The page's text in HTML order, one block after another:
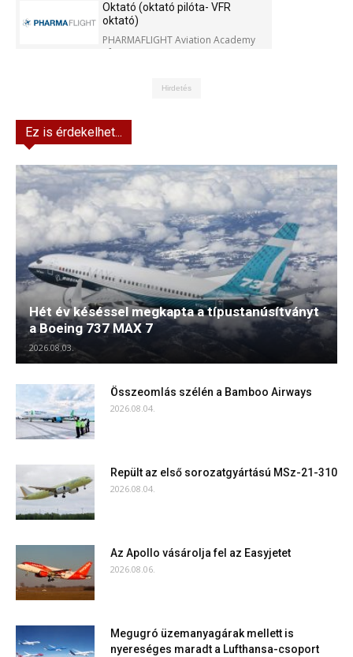
Oktató (oktató pilóta- VFR
oktató)
PHARMAFLIGHT Aviation Academy
Kft.
Hirdetés
Ez is érdekelhet...
Hét év késéssel megkapta a típustanúsítványt
a Boeing 737 MAX 7
2026.08.03.
Összeomlás szélén a Bamboo Airways
2026.08.04.
Repült az első sorozatgyártású MSz-21-310
2026.08.04.
Az Apollo vásárolja fel az Easyjetet
2026.08.06.
Megugró üzemanyagárak mellett is
nyereséges maradt a Lufthansa-csoport